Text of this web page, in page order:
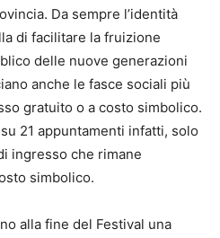
Da sempre l’identità
di facilitare la fruizione
delle nuove generazioni
anche le fasce sociali più
gratuito o a costo simbolico.
21 appuntamenti infatti, solo
ingresso che rimane
simbolico.
alla fine del Festival una